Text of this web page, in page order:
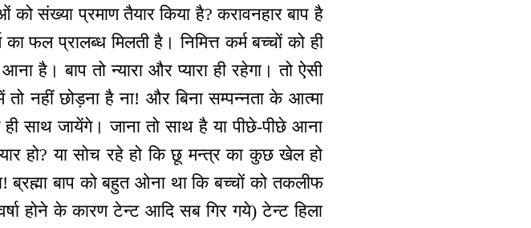
संख्या प्रमाण तैयार किया है? करावनहार बाप है
फल प्रालब्ध मिलती है। निमित्त कर्म बच्चों को ही
है। बाप तो न्यारा और प्यारा ही रहेगा। तो ऐसी
नहीं छोड़ना है ना! और बिना सम्पन्नता के आत्मा
साथ जायेंगे। जाना तो साथ है या पीछे-पीछे आना
हो? या सोच रहे हो कि छू मन्‍त्र का कुछ खेल हो
ब्रह्मा बाप को बहुत ओना था कि बच्चों को तकलीफ
होने के कारण टेन्ट आदि सब गिर गये) टेन्ट हिला